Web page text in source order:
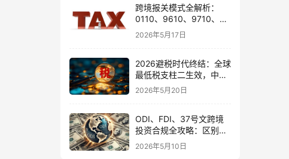
跨境报关模式全解析：
0110、9610、9710、
9810、1039、1210 的区
别与最佳应用场景
2026年5月17日
2026避税时代终结：全球
最低税支柱二生效，中国
企业家海外公司合规3大
2026年5月20日
ODI、FDI、37号文跨境
投资合规全攻略：区别、
备案流程与政策详解（附
常见问题）
2026年5月10日